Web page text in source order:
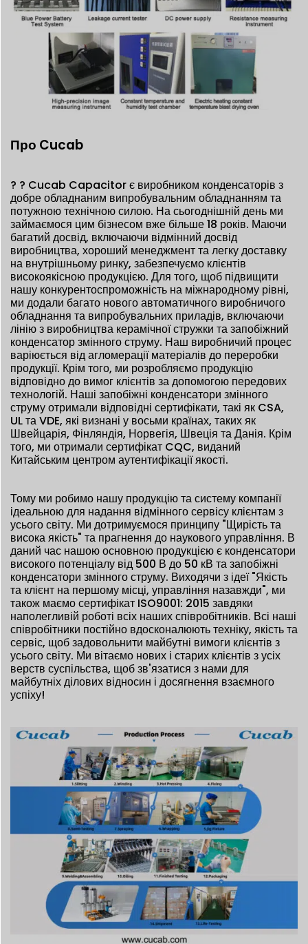
Про Cucab
? ? Cucab Capacitor є виробником конденсаторів з
добре обладнаним випробувальним обладнанням та
потужною технічною силою. На сьогоднішній день ми
займаємося цим бізнесом вже більше 18 років. Маючи
багатий досвід, включаючи відмінний досвід
виробництва, хороший менеджмент та легку доставку
на внутрішньому ринку, забезпечуємо клієнтів
високоякісною продукцією. Для того, щоб підвищити
нашу конкурентоспроможність на міжнародному рівні,
ми додали багато нового автоматичного виробничого
обладнання та випробувальних приладів, включаючи
лінію з виробництва керамічної стружки та запобіжний
конденсатор змінного струму. Наш виробничий процес
варіюється від агломерації матеріалів до переробки
продукції. Крім того, ми розробляємо продукцію
відповідно до вимог клієнтів за допомогою передових
технологій. Наші запобіжні конденсатори змінного
струму отримали відповідні сертифікати, такі як CSA,
UL та VDE, які визнані у восьми країнах, таких як
Швейцарія, Фінляндія, Норвегія, Швеція та Данія. Крім
того, ми отримали сертифікат CQC, виданий
Китайським центром аутентифікації якості.
Тому ми робимо нашу продукцію та систему компанії
ідеальною для надання відмінного сервісу клієнтам з
усього світу. Ми дотримуємося принципу "Щирість та
висока якість" та прагнення до наукового управління. В
даний час нашою основною продукцією є конденсатори
високого потенціалу від 500 В до 50 кВ та запобіжні
конденсатори змінного струму. Виходячи з ідеї "Якість
та клієнт на першому місці, управління назавжди", ми
також маємо сертифікат ISO9001: 2015 завдяки
наполегливій роботі всіх наших співробітників. Всі наші
співробітники постійно вдосконалюють техніку, якість та
сервіс, щоб задовольнити майбутні вимоги клієнтів з
усього світу. Ми вітаємо нових і старих клієнтів з усіх
верств суспільства, щоб зв'язатися з нами для
майбутніх ділових відносин і досягнення взаємного
успіху!